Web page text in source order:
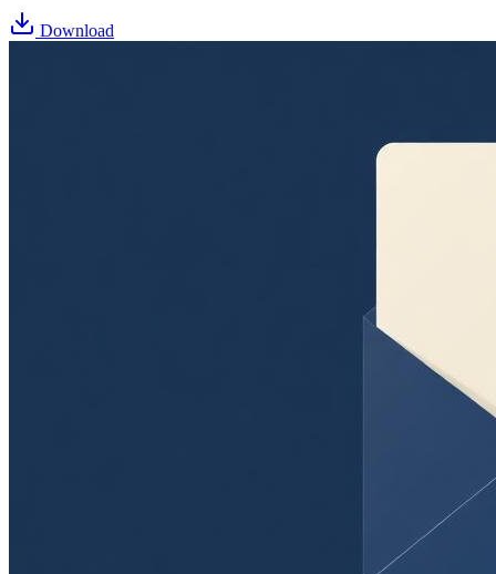
Download